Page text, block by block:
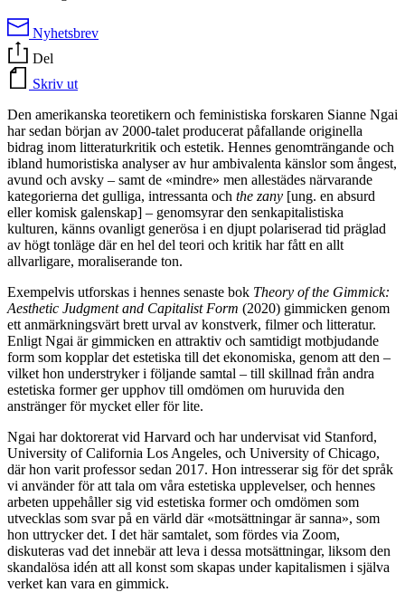
Nyhetsbrev
Del
Skriv ut
Den amerikanska teoretikern och feministiska forskaren Sianne Ngai
har sedan början av 2000-talet producerat påfallande originella
bidrag inom litteraturkritik och estetik. Hennes genomträngande och
ibland humoristiska analyser av hur ambivalenta känslor som ångest,
avund och avsky – samt de «mindre» men allestädes närvarande
kategorierna det gulliga, intressanta och the zany [ung. en absurd
eller komisk galenskap] – genomsyrar den senkapitalistiska
kulturen, känns ovanligt generösa i en djupt polariserad tid präglad
av högt tonläge där en hel del teori och kritik har fått en allt
allvarligare, moraliserande ton.
Exempelvis utforskas i hennes senaste bok Theory of the Gimmick:
Aesthetic Judgment and Capitalist Form (2020) gimmicken genom
ett anmärkningsvärt brett urval av konstverk, filmer och litteratur.
Enligt Ngai är gimmicken en attraktiv och samtidigt motbjudande
form som kopplar det estetiska till det ekonomiska, genom att den –
vilket hon understryker i följande samtal – till skillnad från andra
estetiska former ger upphov till omdömen om huruvida den
anstränger för mycket eller för lite.
Ngai har doktorerat vid Harvard och har undervisat vid Stanford,
University of California Los Angeles, och University of Chicago,
där hon varit professor sedan 2017. Hon intresserar sig för det språk
vi använder för att tala om våra estetiska upplevelser, och hennes
arbeten uppehåller sig vid estetiska former och omdömen som
utvecklas som svar på en värld där «motsättningar är sanna», som
hon uttrycker det. I det här samtalet, som fördes via Zoom,
diskuteras vad det innebär att leva i dessa motsättningar, liksom den
skandalösa idén att all konst som skapas under kapitalismen i själva
verket kan vara en gimmick.